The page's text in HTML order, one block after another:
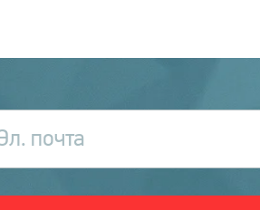
почта